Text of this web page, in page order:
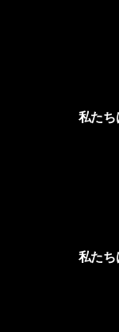
私たち
私たち